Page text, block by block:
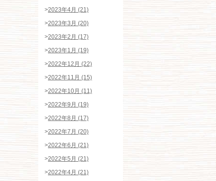
>2023年4月 (21)
>2023年3月 (20)
>2023年2月 (17)
>2023年1月 (19)
>2022年12月 (22)
>2022年11月 (15)
>2022年10月 (11)
>2022年9月 (19)
>2022年8月 (17)
>2022年7月 (20)
>2022年6月 (21)
>2022年5月 (21)
>2022年4月 (21)